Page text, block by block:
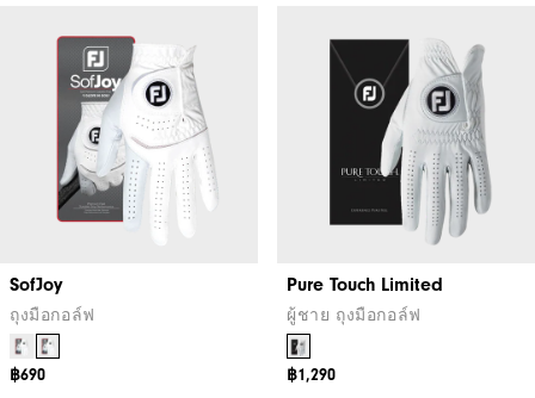
SofJoy
ถุงมือกอล์ฟ
฿690
Pure Touch Limited
ผู้ชาย ถุงมือกอล์ฟ
฿1,290